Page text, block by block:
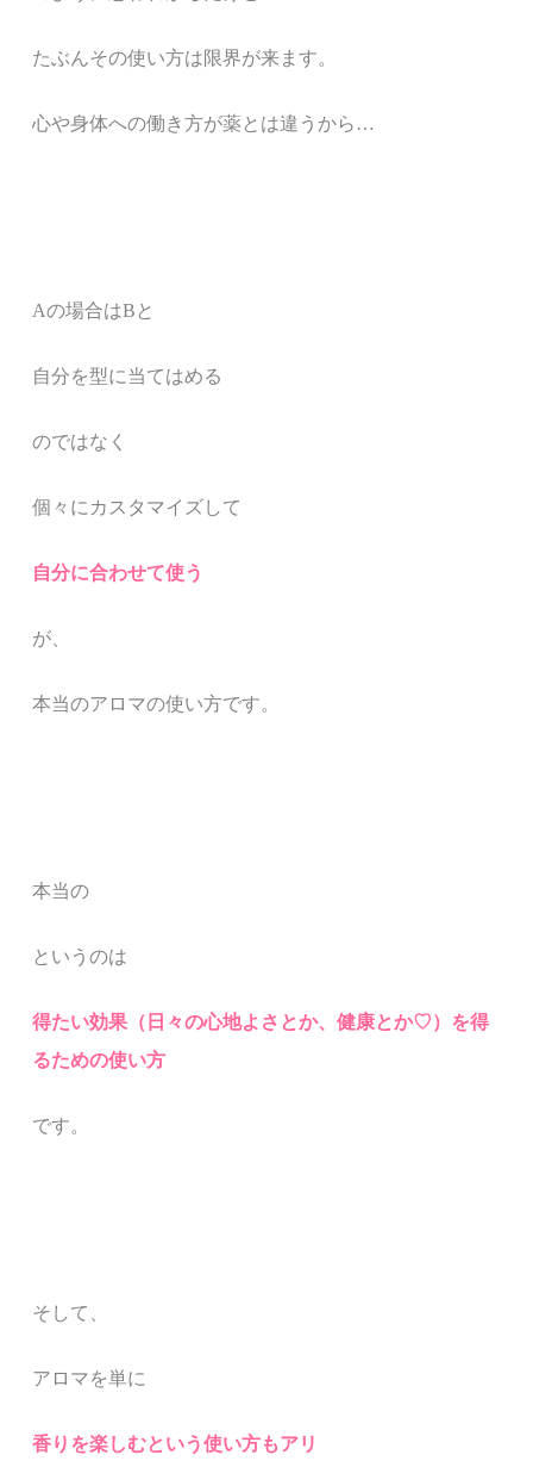
たぶんその使い方は限界が来ます。
心や身体への働き方が薬とは違うから …
Aの場合はB と
自分を型に当てはめる
のではなく
個々にカスタマイズして
自分に合わせて使う
が、
本当のアロマの使い方です。
本当の
というのは
得たい効果（日々の心地よさとか、健康とか♡）を得
るための使い方
です。
そして、
アロマを単に
香りを楽しむという使い方もアリ